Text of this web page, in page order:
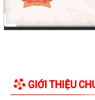
GIỚI THIỆU